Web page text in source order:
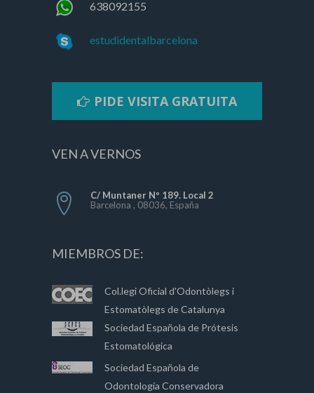
638092155
estudidentalbarcelona
PIDE VISITA GRATUITA
VEN A VERNOS
C/ Muntaner Nº 189. Local 2
Barcelona , 08036, España
MIEMBROS DE:
Col.legi Oficial d'Odontòlegs i
Estomatòlegs de Catalunya
Sociedad Española de Prótesis
Estomatológica
Sociedad Española de
Odontología Conservadora